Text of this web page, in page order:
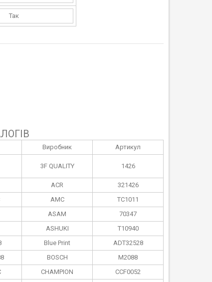
Так
Виробник
Артикул
3F QUALITY 1426
ACR
321426
AMC
TC1011
ASAM
70347
ASHUKI
T10940
Blue Print
ADT32528
BOSCH
M2088
CHAMPION
CCF0052